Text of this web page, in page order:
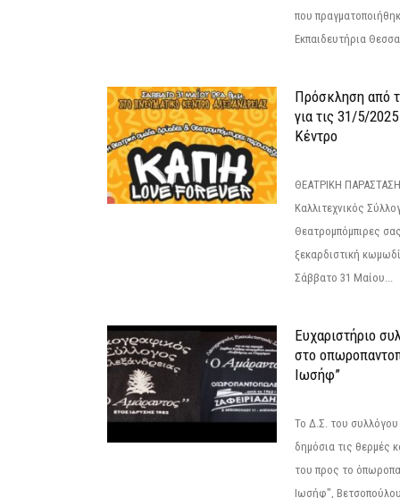
που
Εκπαιδευτήρια
Πρόσκληση από
για τις 31/5/
Κέντρο
ΘΕΑΤΡΙΚΗ ΠΑΡΑΣΤΑΣΗ
Καλλιτεχνικός
Θεατρομπόμπιρες
ξεκαρδιστική
Σάββατο 31 Μαίου...
Ευχαριστήριο
στο
Ιωσήφ”
Το Δ.Σ. του
δημόσια τις θερμές
του προς το
Ιωσήφ",